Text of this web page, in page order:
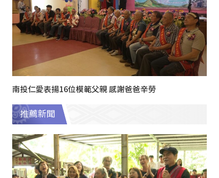
南投仁愛表揚16位模範父親 感謝爸爸辛勞
推薦新聞